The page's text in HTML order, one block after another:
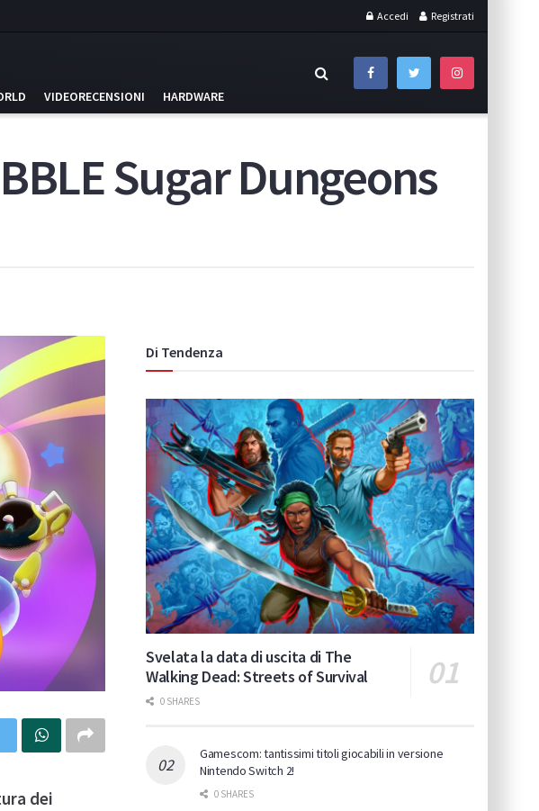
Accedi Registrati
VIDEORECENSIONI HARDWARE
Sugar Dungeons
dei
Di Tendenza
Svelata la data di uscita di The
Walking Dead: Streets of Survival
0 SHARES
Gamescom: tantissimi titoli giocabili in versione
Nintendo Switch 2!
0 SHARES